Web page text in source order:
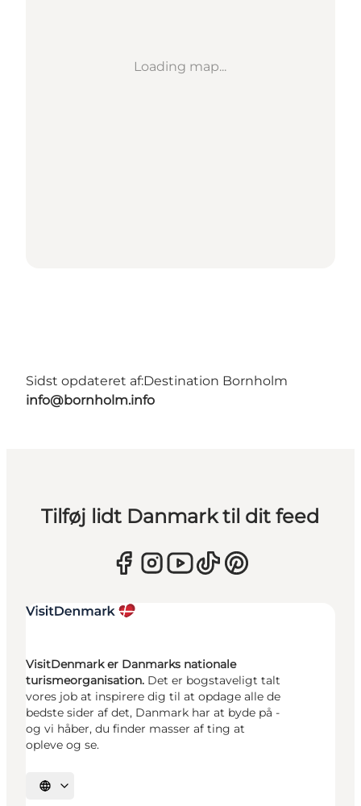
Loading map...
Sidst opdateret af:Destination Bornholm
info@bornholm.info
Tilføj lidt Danmark til dit feed
VisitDenmark er Danmarks nationale
turismeorganisation. Det er bogstaveligt talt
vores job at inspirere dig til at opdage alle de
bedste sider af det, Danmark har at byde på -
og vi håber, du finder masser af ting at
opleve og se.
Vælg sprog